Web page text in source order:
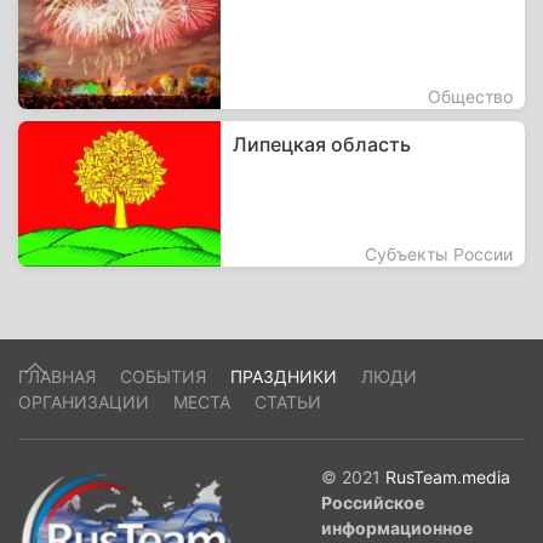
Общество
Липецкая область
Субъекты России
ГЛАВНАЯ СОБЫТИЯ ПРАЗДНИКИ
ЛЮДИ
ОРГАНИЗАЦИИ
МЕСТА СТАТЬИ
© 2021 RusTeam.media
Российское
информационное